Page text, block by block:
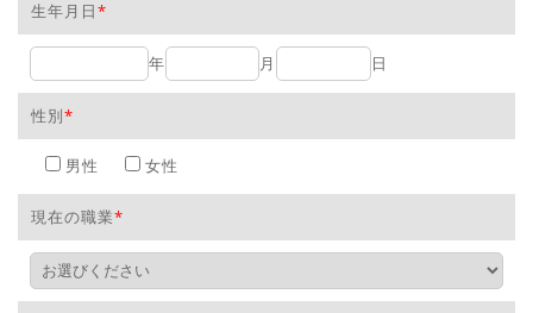
生年月日*
年 月 日
性別*
男性 女性
現在の職業*